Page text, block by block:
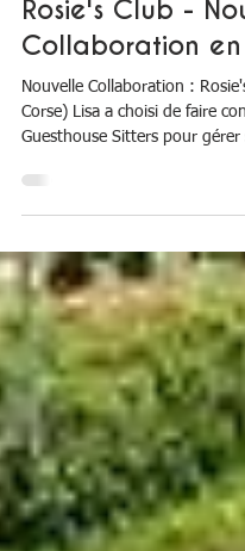
Swiss Guesthouse Sitters
Dec 10, 2025
Rosie's Club -
Collaboration en
Nouvelle Collaboration :
suivi de ses hôtes à distance